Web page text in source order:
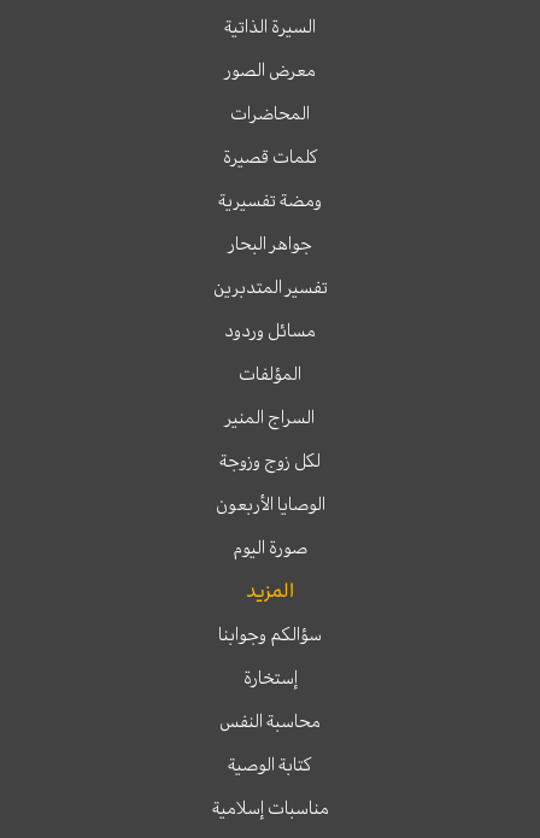
السيرة الذاتية
معرض الصور
المحاضرات
كلمات قصيرة
ومضة تفسيرية
جواهر البحار
تفسير المتدبرين
مسائل وردود
المؤلفات
السراج المنير
لكل زوج وزوجة
الوصايا الأربعون
صورة اليوم
المزيد
سؤالكم وجوابنا
إستخارة
محاسبة النفس
كتابة الوصية
مناسبات إسلامية